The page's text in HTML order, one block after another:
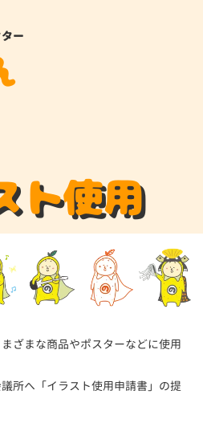
ー
ト使用
ざまな商品やポスターなどに使用
所へ「イラスト使用申請書」の提